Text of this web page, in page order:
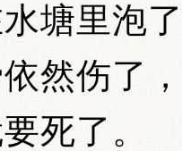
塘里泡
然伤了
死了。